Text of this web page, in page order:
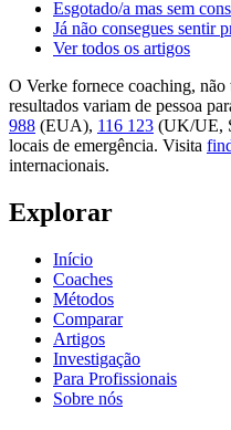
Esgotado/a mas sem
Já não consegues sentir
Ver todos os artigos
O Verke fornece coaching,
resultados variam de pessoa
988 (EUA), 116 123 (UK/UE,
locais de emergência. Visita
internacionais.
Explorar
Início
Coaches
Métodos
Comparar
Artigos
Investigação
Para Profissionais
Sobre nós